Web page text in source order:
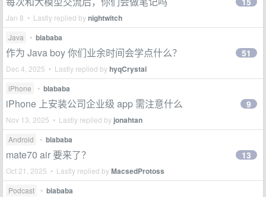
Jan 8 • Lastly replied bynightwitch
Java • blababa
作为 Java boy 你们业余时间会学点什么？
Dec 4, 2025 • Lastly replied byhyqCrystal
51
iPhone • blababa
iPhone 上安装公司企业级 app 需注意什么
Nov 13, 2025 • Lastly replied by jonahtan
9
Android • blababa
mate70 air 要来了？
Oct 21, 2025 • Lastly replied byMacsedProtoss
13
Podcast • blababa